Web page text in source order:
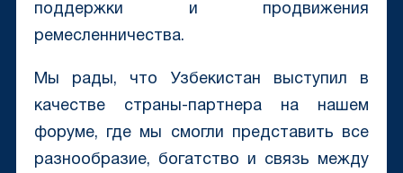
поддержки и продвижения
ремесленничества.
Мы рады, что Узбекистан выступил в
качестве страны-партнера на нашем
форуме, где мы смогли представить все
разнообразие, богатство и связь между